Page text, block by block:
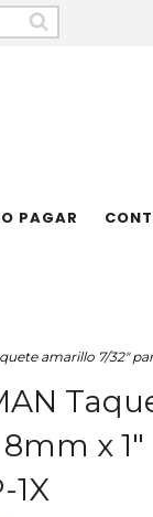
PAGAR
amarillo 7/32"
x 1"
1X